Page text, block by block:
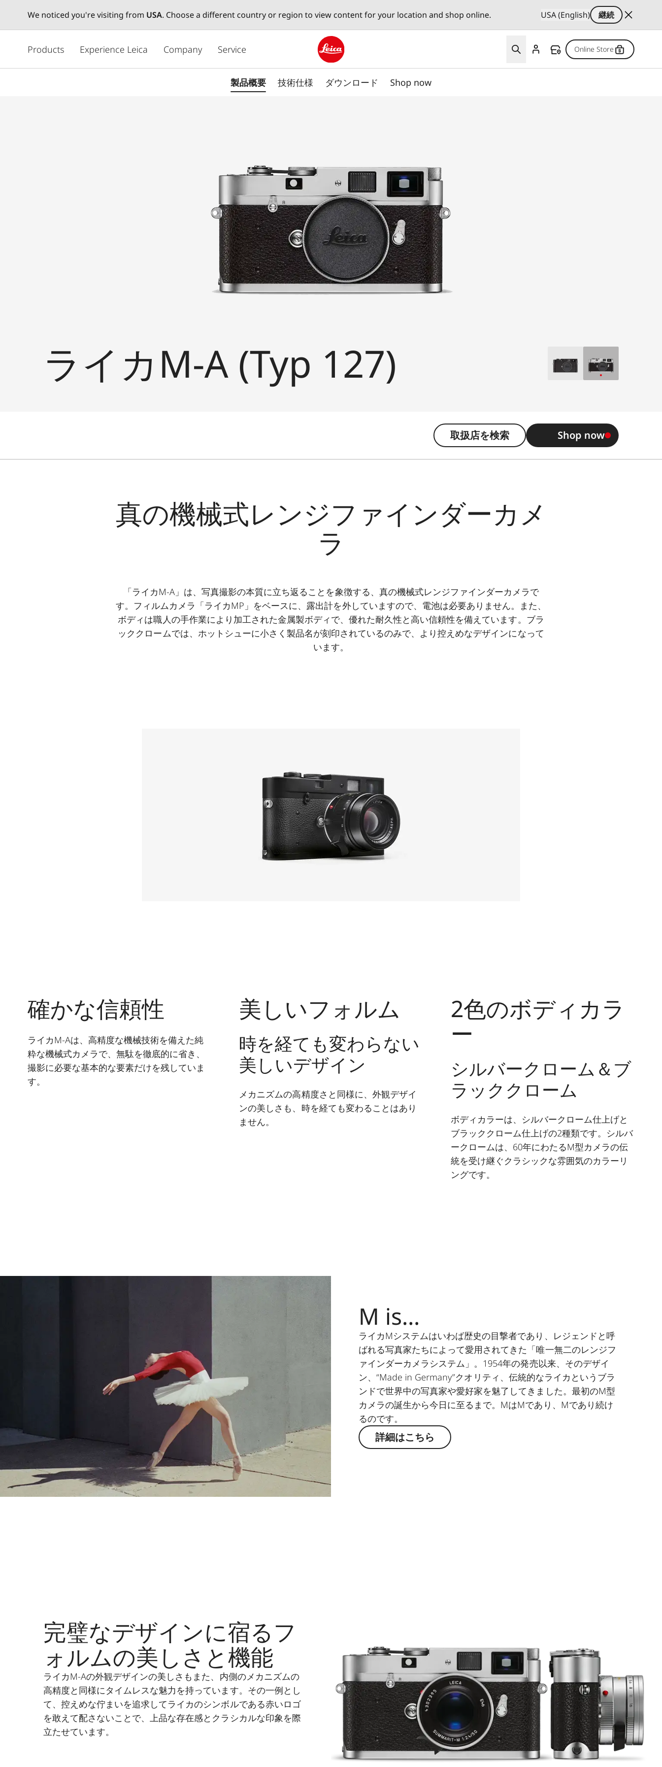
We noticed you're visiting from USA. Choose a different country or region to view content for your location and shop online. USA (English)
継続
コ
Products Experience Leica Company Service
Leica logo - Home
Online Store
製品概要 技術仕様 ダウンロード Shop now
ライカM-A (Typ 127)
取扱店を検索 Shop now
真の機械式レンジファインダーカメ
ラ
「ライカM-A」は、写真撮影の本質に立ち返ることを象徴する、真の機械式レンジファインダーカメラで
す。フィルムカメラ「ライカMP」をベースに、露出計を外していますので、電池は必要ありません。また、
ボディは職人の手作業により加工された金属製ボディで、優れた耐久性と高い信頼性を備えています。ブラ
ッククロームでは、ホットシューに小さく製品名が刻印されているのみで、より控えめなデザインになって
います。
確かな信頼性
ライカM-Aは、高精度な機械技術を備えた純
粋な機械式カメラで、無駄を徹底的に省き、
撮影に必要な基本的な要素だけを残していま
す。
美しいフォルム
時を経ても変わらない
美しいデザイン
メカニズムの高精度さと同様に、外観デザイ
ンの美しさも、時を経ても変わることはあり
ません。
2色のボディカラ
ー
シルバークローム＆ブ
ラッククローム
ボディカラーは、シルバークローム仕上げと
ブラッククローム仕上げの2種類です。シルバ
ークロームは、60年にわたるM型カメラの伝
統を受け継ぐクラシックな雰囲気のカラーリ
ングです。
M is…
ライカMシステムはいわば歴史の目撃者であり、レジェンドと呼
ばれる写真家たちによって愛用されてきた「唯一無二のレンジフ
ァインダーカメラシステム」。1954年の発売以来、そのデザイ
ン、“Made in Germany”クオリティ、伝統的なライカというブラ
ンドで世界中の写真家や愛好家を魅了してきました。最初のM型
カメラの誕生から今日に至るまで。MはMであり、Mであり続け
るのです。
詳細はこちら
完璧なデザインに宿るフ
ォルムの美しさと機能
ライカM-Aの外観デザインの美しさもまた、内側のメカニズムの
高精度と同様にタイムレスな魅力を持っています。その一例とし
て、控えめな佇まいを追求してライカのシンボルである赤いロゴ
を敢えて配さないことで、上品な存在感とクラシカルな印象を際
立たせています。